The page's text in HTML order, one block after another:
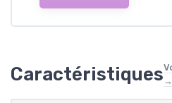
Caractéristiques →